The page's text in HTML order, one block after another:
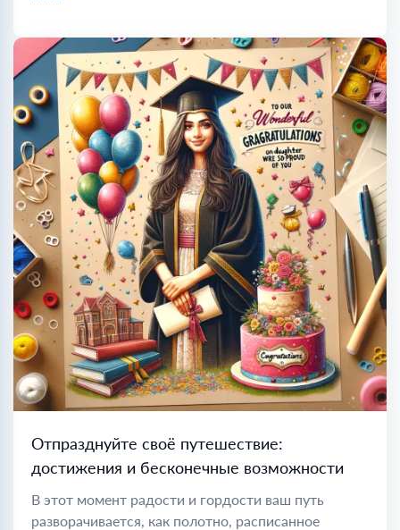
Отпразднуйте своё путешествие:
достижения и бесконечные возможности
В этот момент радости и гордости ваш путь
разворачивается, как полотно, расписанное